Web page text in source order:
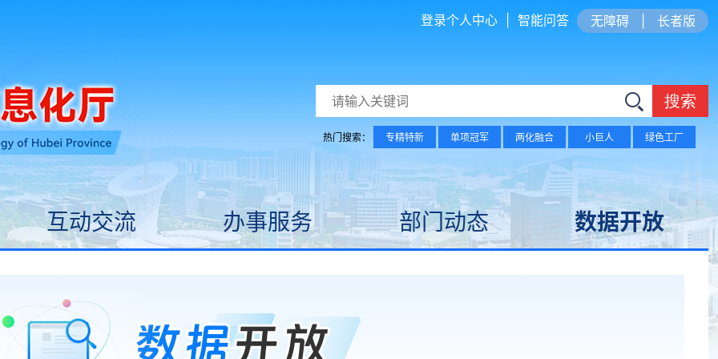
无障碍 长者版
登录个人中心 智能问答
搜索
热门搜索： 专精特新 单项冠军 两化融合 小巨人 绿色工厂
互动交流 办事服务 部门动态 数据开放